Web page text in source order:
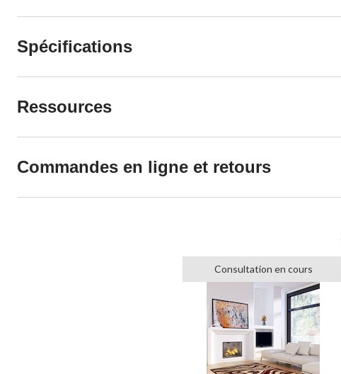
Spécifications
Ressources
Commandes en ligne et retours
Consultation en cours